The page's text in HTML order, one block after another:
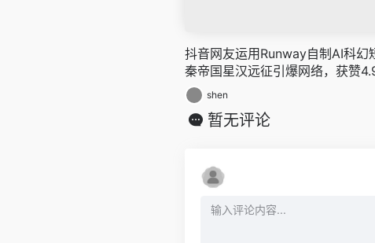
抖音网友运用Runway自制AI科幻
秦帝国星汉远征引爆网络，获赞
shen
暂无评论